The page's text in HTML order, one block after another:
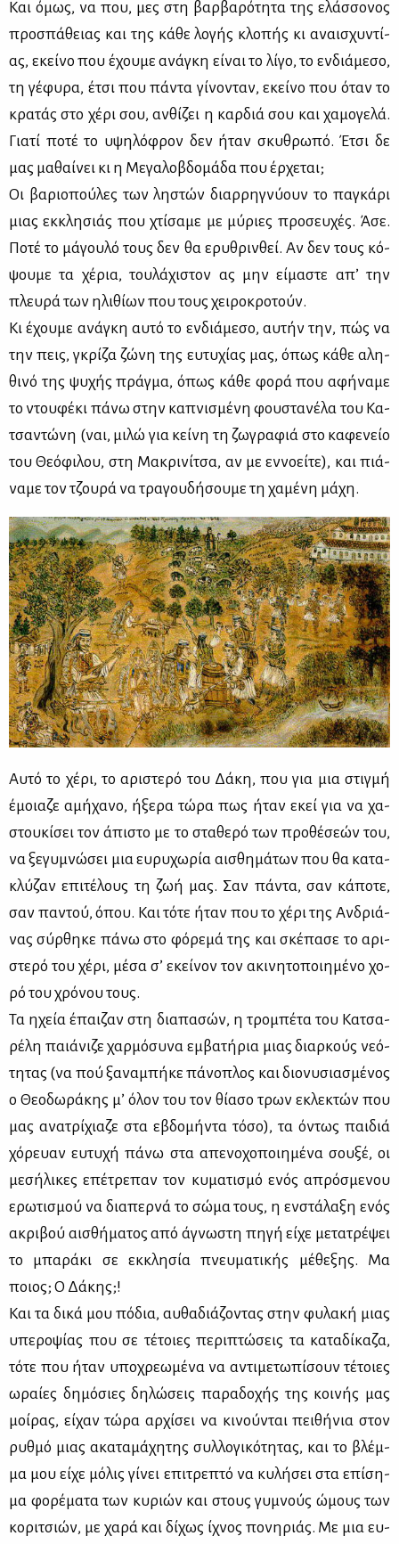
Και όμως, να που, μες στη βαρ­βα­ρό­τη­τα της ελάσ­σο­νος
προ­σπά­θειας και της κά­θε λο­γής κλο­πής κι αναι­σχυ­ντί­
ας, εκεί­νο που έχου­με ανά­γκη εί­ναι το λί­γο, το εν­διά­με­σο,
τη γέ­φυ­ρα, έτσι που πά­ντα γί­νο­νταν, εκεί­νο που όταν το
κρα­τάς στο χέ­ρι σου, αν­θί­ζει η καρ­διά σου και χα­μο­γε­λά.
Για­τί πο­τέ το υψη­λό­φρον δεν ήταν σκυ­θρω­πό. Έτσι δε
μας μα­θαί­νει κι η Με­γα­λο­βδο­μά­δα που έρ­χε­ται;
Οι βα­ριο­πού­λες των λη­στών διαρ­ρη­γνύ­ουν το πα­γκά­ρι
μιας εκ­κλη­σιάς που χτί­σα­με με μύ­ριες προ­σευ­χές. Άσε.
Πο­τέ το μά­γου­λό τους δεν θα ερυ­θριν­θεί. Αν δεν τους κό­
ψου­με τα χέ­ρια, του­λά­χι­στον ας μην εί­μα­στε απ’ την
πλευ­ρά των ηλι­θί­ων που τους χει­ρο­κρο­τούν.
Κι έχου­με ανά­γκη αυ­τό το εν­διά­με­σο, αυ­τήν την, πώς να
την πεις, γκρί­ζα ζώ­νη της ευ­τυ­χί­ας μας, όπως κά­θε αλη­
θι­νό της ψυ­χής πράγ­μα, όπως κά­θε φο­ρά που αφή­να­με
το ντου­φέ­κι πά­νω στην κα­πνι­σμέ­νη φου­στα­νέ­λα του Κα­
τσα­ντώ­νη (ναι, μι­λώ για κεί­νη τη ζω­γρα­φιά στο κα­φε­νείο
του Θε­ό­φι­λου, στη Μα­κρι­νί­τσα, αν με εν­νο­εί­τε), και πιά­
να­με τον τζου­ρά να τρα­γου­δή­σου­με τη χα­μέ­νη μά­χη.
Αυ­τό το χέ­ρι, το αρι­στε­ρό του Δά­κη, που για μια στιγ­μή
έμοια­ζε αμή­χα­νο, ήξε­ρα τώ­ρα πως ήταν εκεί για να χα­
στου­κί­σει τον άπι­στο με το στα­θε­ρό των προ­θέ­σε­ών του,
να ξε­γυ­μνώ­σει μια ευ­ρυ­χω­ρία αι­σθη­μά­των που θα κα­τα­
κλύ­ζαν επι­τέ­λους τη ζωή μας. Σαν πά­ντα, σαν κά­πο­τε,
σαν πα­ντού, όπου. Και τό­τε ήταν που το χέ­ρι της Αν­δριά­
νας σύρ­θη­κε πά­νω στο φό­ρε­μά της και σκέ­πα­σε το αρι­
στε­ρό του χέ­ρι, μέ­σα σ’ εκεί­νον τον ακι­νη­το­ποι­η­μέ­νο χο­
ρό του χρό­νου τους.
Τα ηχεία έπαι­ζαν στη δια­πα­σών, η τρο­μπέ­τα του Κα­τσα­
ρέ­λη παιά­νι­ζε χαρ­μό­συ­να εμ­βα­τή­ρια μιας διαρ­κούς νε­ό­
τη­τας (να πού ξα­να­μπή­κε πά­νο­πλος και διο­νυ­σια­σμέ­νος
ο Θε­ο­δω­ρά­κης μ’ όλον του τον θί­α­σο τρων εκλε­κτών που
μας ανα­τρί­χια­ζε στα εβδο­μή­ντα τό­σο), τα όντως παι­διά
χό­ρευαν ευ­τυ­χή πά­νω στα απε­νο­χο­ποι­η­μέ­να σου­ξέ, οι
με­σή­λι­κες επέ­τρε­παν τον κυ­μα­τι­σμό ενός απρό­σμε­νου
ερω­τι­σμού να δια­περ­νά το σώ­μα τους, η εν­στά­λα­ξη ενός
ακρι­βού αι­σθή­μα­τος από άγνω­στη πη­γή εί­χε με­τα­τρέ­ψει
το μπα­ρά­κι σε εκ­κλη­σία πνευ­μα­τι­κής μέ­θε­ξης. Μα
ποιος; Ο Δά­κης;!
Και τα δι­κά μου πό­δια, αυ­θα­διά­ζο­ντας στην φυ­λα­κή μιας
υπε­ρο­ψί­ας που σε τέ­τοιες πε­ρι­πτώ­σεις τα κα­τα­δί­κα­ζα,
τό­τε που ήταν υπο­χρε­ω­μέ­να να αντι­με­τω­πί­σουν τέ­τοιες
ωραί­ες δη­μό­σιες δη­λώ­σεις πα­ρα­δο­χής της κοι­νής μας
μοί­ρας, εί­χαν τώ­ρα αρ­χί­σει να κι­νού­νται πει­θή­νια στον
ρυθ­μό μιας ακα­τα­μά­χη­της συλ­λο­γι­κό­τη­τας, και το βλέμ­
μα μου εί­χε μό­λις γί­νει επι­τρε­πτό να κυ­λή­σει στα επί­ση­
μα φο­ρέ­μα­τα των κυ­ριών και στους γυ­μνούς ώμους των
κο­ρι­τσιών, με χα­ρά και δί­χως ίχνος πο­νη­ριάς. Με μια ευ­